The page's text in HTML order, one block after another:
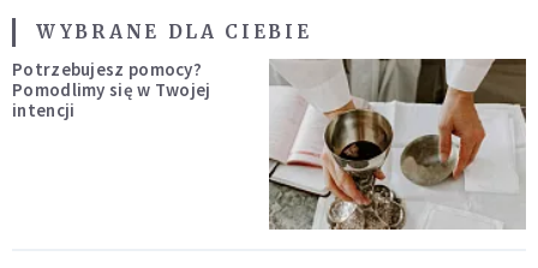
WYBRANE DLA CIEBIE
Potrzebujesz pomocy?
Pomodlimy się w Twojej
intencji